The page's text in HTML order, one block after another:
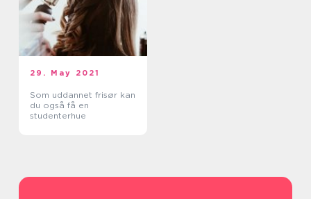
29. May 2021
Som uddannet frisør kan
du også få en
studenterhue